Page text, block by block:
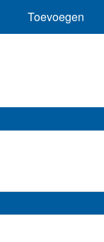
Toevoegen